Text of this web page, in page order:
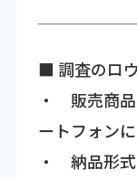
■ 調査のロ
・ 販売商
ートフォン
・ 納品形